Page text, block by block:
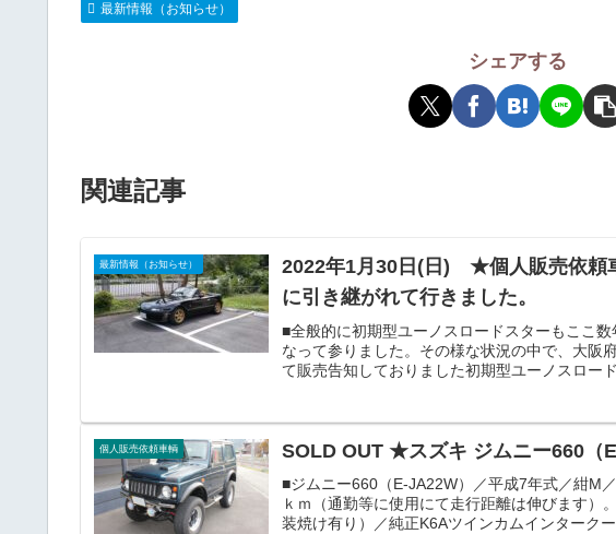
最新情報（お知らせ）
シェアする
関連記事
最新情報（お知らせ）
2022年1月30日(日) ★個人販売依頼
に引き継がれて行きました。
■全般的に初期型ユーノスロードスターもここ
なって参りました。その様な状況の中で、大阪
て販売告知しておりました初期型ユーノスロー
店までお越しいただき、本日車輛及び部品関連
から当店中継で旅立っていきました。今後もこ
個人販売依頼車輌 SOLD OUT ★スズキ ジムニー660（
■ジムニー660（E-JA22W）／平成7年式／紺M
ｋｍ（通勤等に使用にて走行距離は伸びます）
装焼け有り）／純正K6Aツインカムインターク